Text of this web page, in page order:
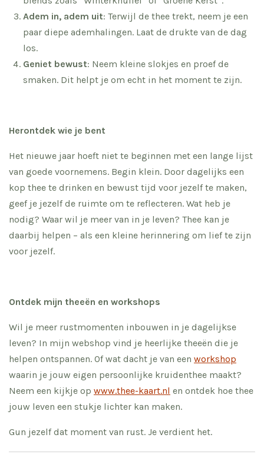
Adem in, adem uit: Terwijl de thee trekt, neem je een
paar diepe ademhalingen. Laat de drukte van de dag
los.
Geniet bewust: Neem kleine slokjes en proef de
smaken. Dit helpt je om echt in het moment te zijn.
Herontdek wie je bent
Het nieuwe jaar hoeft niet te beginnen met een lange lijst
van goede voornemens. Begin klein. Door dagelijks een
kop thee te drinken en bewust tijd voor jezelf te maken,
geef je jezelf de ruimte om te reflecteren. Wat heb je
nodig? Waar wil je meer van in je leven? Thee kan je
daarbij helpen – als een kleine herinnering om lief te zijn
voor jezelf.
Ontdek mijn theeën en workshops
Wil je meer rustmomenten inbouwen in je dagelijkse
leven? In mijn webshop vind je heerlijke theeën die je
helpen ontspannen. Of wat dacht je van een workshop
waarin je jouw eigen persoonlijke kruidenthee maakt?
Neem een kijkje op www.thee-kaart.nl en ontdek hoe thee
jouw leven een stukje lichter kan maken.
Gun jezelf dat moment van rust. Je verdient het.